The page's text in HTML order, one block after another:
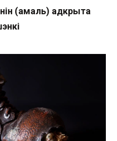
(амаль) адкрыта